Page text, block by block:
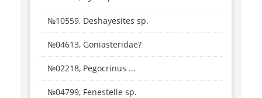
№10559, Deshayesites sp.
№04613, Goniasteridae?
№02218, Pegocrinus ...
№04799, Fenestelle sp.